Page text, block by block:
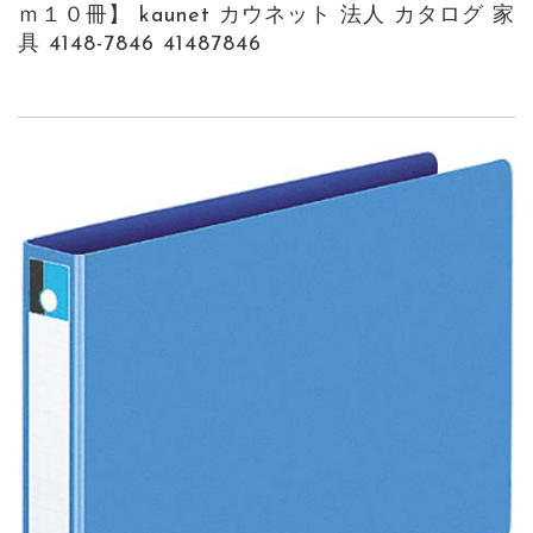
ｍ１０冊】 kaunet カウネット 法人 カタログ 家
具 4148-7846 41487846